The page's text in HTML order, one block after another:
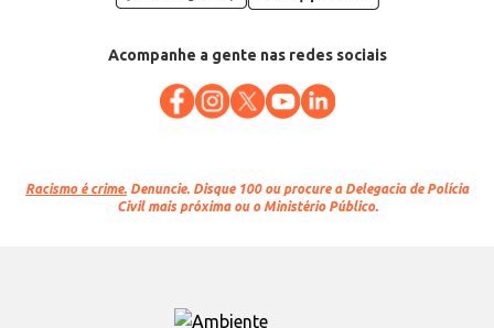
Acompanhe a gente nas redes sociais
Racismo é crime. Denuncie. Disque 100 ou procure a Delegacia de Polícia
Civil mais próxima ou o Ministério Público.